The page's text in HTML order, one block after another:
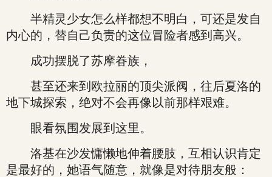
半精灵少女怎么样都想不明白，可还是发自
内心的，替自己负责的这位冒险者感到高兴。
成功摆脱了苏摩眷族，
甚至还来到欧拉丽的顶尖派阀，往后夏洛的
地下城探索，绝对不会再像以前那样艰难。
眼看氛围发展到这里。
洛基在沙发慵懒地伸着腰肢，互相认识肯定
是最好的，她语气随意，就像是对待朋友般：